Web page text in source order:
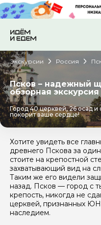
Экскурсии Россия
Псков – надежный
обзорная экскурсия
Город 40 церквей, 26 осад
покорит ваше сердце!
Хотите увидеть все
древнего Пскова за
стоите на крепостной
захватывающий вид на
Таким же его видели
назад. Псков — город с
крепость, никогда не
церквей, признанных
наследием.